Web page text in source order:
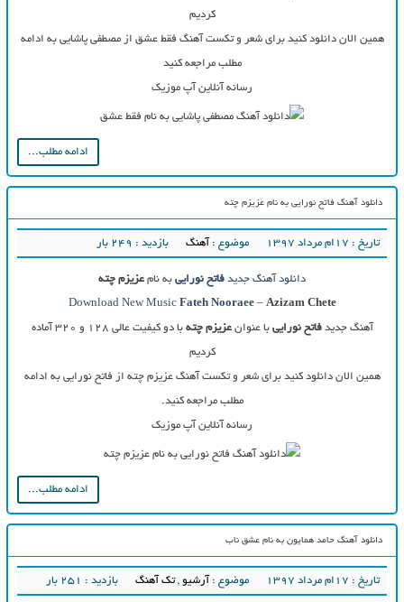
کردیم
همین الان دانلود کنید برای شعر و تکست آهنگ فقط عشق از مصطفی پاشایی به ادامه
مطلب مراجعه کنید
رسانه آنلاین آپ موزیک
ادامه مطلب...
دانلود آهنگ فاتح نورایی به نام عزیزم چته
تاریخ : ۱۷ام مرداد ۱۳۹۷ موضوع : آهنگ بازدید : 249 بار
دانلود آهنگ جدید فاتح نورایی به نام عزیزم چته
Download New Music Fateh Nooraee– Azizam Chete
آهنگ جدیدفاتح نورایی با عنوانعزیزم چته با دو کیفیت عالی ۱۲۸ و ۳۲۰ آماده
کردیم
همین الان دانلود کنید برای شعر و تکست آهنگ عزیزم چته از فاتح نورایی به ادامه
مطلب مراجعه کنید.
رسانه آنلاین آپ موزیک
ادامه مطلب...
دانلود آهنگ حامد همایون به نام عشق ناب
تاریخ : ۱۷ام مرداد ۱۳۹۷ موضوع : آرشیو ,تک آهنگ بازدید : 251 بار